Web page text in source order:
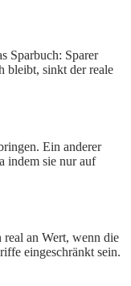
Sparbuch: Sparer
bleibt, sinkt der reale
Ein anderer
indem sie nur auf
an Wert, wenn die
eingeschränkt sein.